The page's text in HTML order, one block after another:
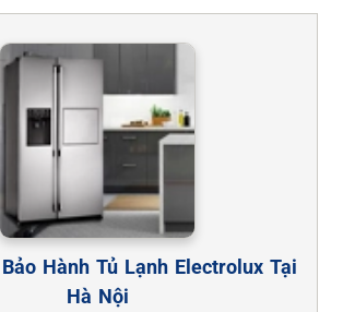
Hành Tủ Lạnh Electrolux Tại
Hà Nội